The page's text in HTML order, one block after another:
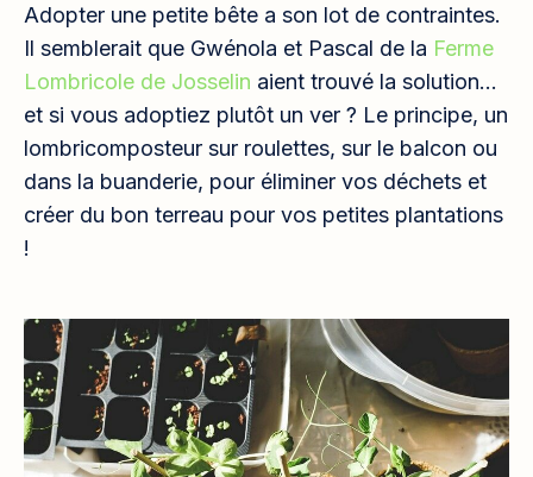
Adopter une petite bête a son lot de contraintes.
Il semblerait que Gwénola et Pascal de la Ferme
Lombricole de Josselin aient trouvé la solution…
et si vous adoptiez plutôt un ver ? Le principe, un
lombricomposteur sur roulettes, sur le balcon ou
dans la buanderie, pour éliminer vos déchets et
créer du bon terreau pour vos petites plantations
!